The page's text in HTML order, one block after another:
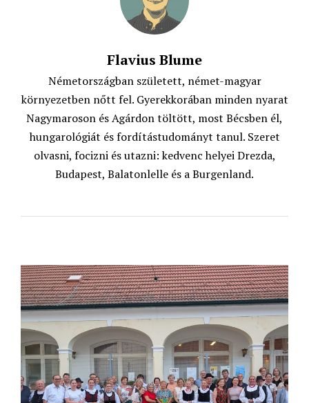
Flavius Blume
Németországban született, német-magyar
környezetben nőtt fel. Gyerekkorában minden nyarat
Nagymaroson és Agárdon töltött, most Bécsben él,
hungarológiát és fordítástudományt tanul. Szeret
olvasni, focizni és utazni: kedvenc helyei Drezda,
Budapest, Balatonlelle és a Burgenland.